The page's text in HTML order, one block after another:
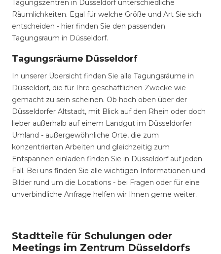
Tagungszentren in Düsseldorf unterschiedliche
Räumlichkeiten. Egal für welche Größe und Art Sie sich
entscheiden - hier finden Sie den passenden
Tagungsraum in Düsseldorf.
Tagungsräume Düsseldorf
In unserer Übersicht finden Sie alle Tagungsräume in
Düsseldorf, die für Ihre geschäftlichen Zwecke wie
gemacht zu sein scheinen. Ob hoch oben über der
Düsseldorfer Altstadt, mit Blick auf den Rhein oder doch
lieber außerhalb auf einem Landgut im Düsseldorfer
Umland - außergewöhnliche Orte, die zum
konzentrierten Arbeiten und gleichzeitig zum
Entspannen einladen finden Sie in Düsseldorf auf jeden
Fall. Bei uns finden Sie alle wichtigen Informationen und
Bilder rund um die Locations - bei Fragen oder für eine
unverbindliche Anfrage helfen wir Ihnen gerne weiter.
Stadtteile für Schulungen oder
Meetings im Zentrum Düsseldorfs